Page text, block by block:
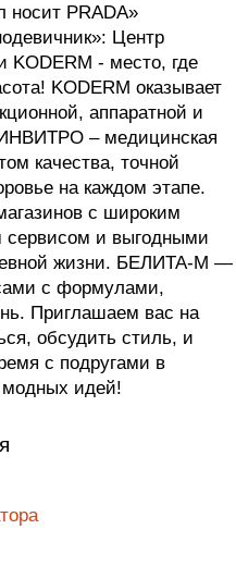
PRADA»
Центр
KODERM - место, где
KODERM оказывает
аппаратной и
ИНВИТРО – медицинская
качества, точной
на каждом этапе.
с широким
и выгодными
жизни. БЕЛИТА-М —
с формулами,
Приглашаем вас на
обсудить стиль, и
с подругами в
идей!